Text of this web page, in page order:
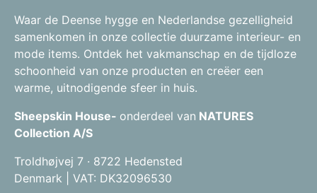
Waar de Deense hygge en Nederlandse gezelligheid
samenkomen in onze collectie duurzame interieur- en
mode items. Ontdek het vakmanschap en de tijdloze
schoonheid van onze producten en creëer een
warme, uitnodigende sfeer in huis.
Sheepskin House- onderdeel van NATURES
Collection A/S
Troldhøjvej 7 · 8722 Hedensted
Denmark | VAT: DK32096530